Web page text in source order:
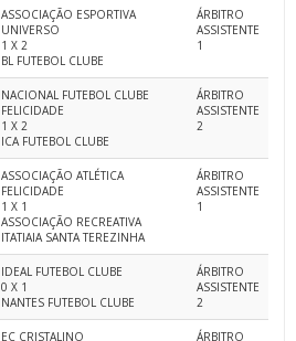
ASSOCIAÇÃO ESPORTIVA
UNIVERSO
1 X 2
BL FUTEBOL CLUBE
ÁRBITRO
ASSISTENTE
1
NACIONAL FUTEBOL CLUBE
FELICIDADE
1 X 2
ICA FUTEBOL CLUBE
ÁRBITRO
ASSISTENTE
2
ASSOCIAÇÃO ATLÉTICA
FELICIDADE
1 X 1
ASSOCIAÇÃO RECREATIVA
ITATIAIA SANTA TEREZINHA
ÁRBITRO
ASSISTENTE
1
IDEAL FUTEBOL CLUBE
0 X 1
NANTES FUTEBOL CLUBE
ÁRBITRO
ASSISTENTE
2
EC CRISTALINO ÁRBITRO